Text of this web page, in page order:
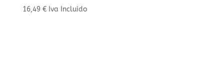
16,49 € Iva Incluido